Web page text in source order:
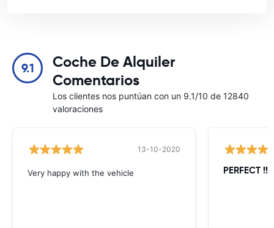
9.1
Coche De Alquiler
Comentarios
Los clientes nos puntúan con un 9.1/10 de 12840
valoraciones
13-10-2020
Very happy with the vehicle PERFECT